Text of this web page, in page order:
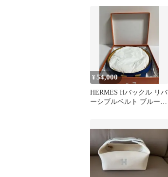
¥54,000
HERMES Hバックル リバ
ーシブルベルト ブルー